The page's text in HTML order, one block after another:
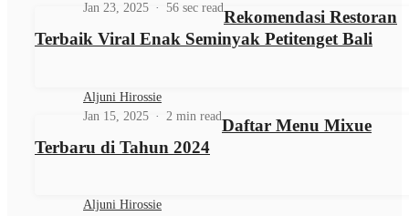
Jan 23, 2025
56 sec readRekomendasi Restoran
Terbaik Viral Enak Seminyak Petitenget Bali
Aljuni Hirossie
Jan 15, 2025
2 min readDaftar Menu Mixue
Terbaru di Tahun 2024
Aljuni Hirossie